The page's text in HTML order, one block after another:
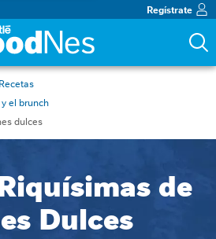
Regístrate
el brunch
dulces
de
Dulces